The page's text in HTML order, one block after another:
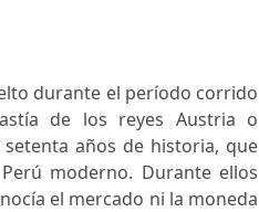
durante el período corrido
de los reyes Austria o
años de historia, que
moderno. Durante ellos
el mercado ni la moneda